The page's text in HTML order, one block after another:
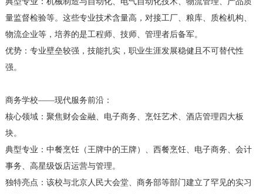
量监督检验等。这些专业技术含量高，对接工厂、粮库、质检机构、
物流企业等，培养的是工程师、技师、管理者后备军。
优势：专业壁垒较强，技能扎实，职业生涯发展稳健且不可替代性
强。
商务学校——现代服务前沿：
核心领域：聚焦财会金融、电子商务、烹饪艺术、酒店管理四大板
块。
典型专业：中餐烹饪（王牌中的王牌）、西餐烹饪、电子商务、会计
事务、高星级饭店运营与管理。
独特亮点：该校与北京人民大会堂、商务部等部门建立了罕见的实习